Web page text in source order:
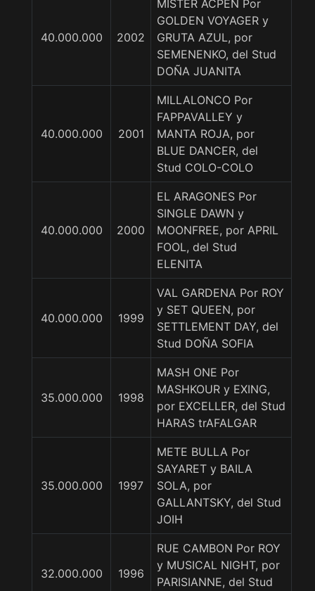
40.000.000 2002
MISTER ACPEN Por
GOLDEN VOYAGER y
GRUTA AZUL, por
SEMENENKO, del Stud
DOÑA JUANITA
40.000.000 2001
MILLALONCO Por
FAPPAVALLEY y
MANTA ROJA, por
BLUE DANCER, del
Stud COLO-COLO
40.000.000 2000
EL ARAGONES Por
SINGLE DAWN y
MOONFREE, por APRIL
FOOL, del Stud
ELENITA
40.000.000 1999
VAL GARDENA Por ROY
y SET QUEEN, por
SETTLEMENT DAY, del
Stud DOÑA SOFIA
35.000.000 1998
MASH ONE Por
MASHKOUR y EXING,
por EXCELLER, del Stud
HARAS trAFALGAR
35.000.000 1997
METE BULLA Por
SAYARET y BAILA
SOLA, por
GALLANTSKY, del Stud
JOIH
32.000.000 1996
RUE CAMBON Por ROY
y MUSICAL NIGHT, por
PARISIANNE, del Stud